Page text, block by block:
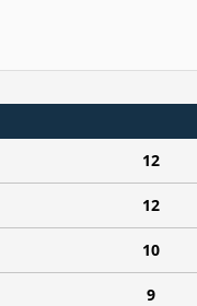
12
12
10
9